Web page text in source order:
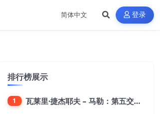
登录
排行榜展示
1 瓦莱里·捷杰耶夫 – 马勒：第五交响曲【96kHz／24bit】